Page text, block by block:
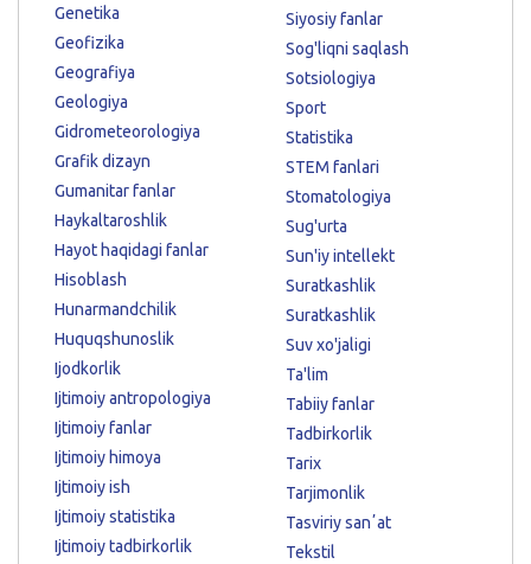
Genetika
Geofizika
Geografiya
Geologiya
Gidrometeorologiya
Grafik dizayn
Gumanitar fanlar
Haykaltaroshlik
Hayot haqidagi fanlar
Hisoblash
Hunarmandchilik
Huquqshunoslik
Ijodkorlik
Ijtimoiy antropologiya
Ijtimoiy fanlar
Ijtimoiy himoya
Ijtimoiy ish
Ijtimoiy statistika
Ijtimoiy tadbirkorlik
Siyosiy fanlar
Sog'liqni saqlash
Sotsiologiya
Sport
Statistika
STEM fanlari
Stomatologiya
Sug'urta
Sun'iy intellekt
Suratkashlik
Suratkashlik
Suv xo'jaligi
Ta'lim
Tabiiy fanlar
Tadbirkorlik
Tarix
Tarjimonlik
Tasviriy sanʼat
Tekstil